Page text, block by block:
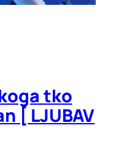
tko
[ LJUBAV